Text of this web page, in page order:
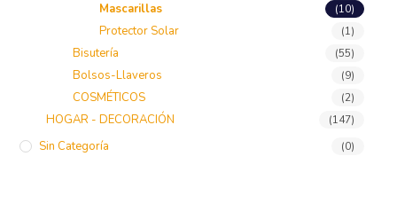
Mascarillas (10)
Protector Solar (1)
Bisutería (55)
Bolsos-Llaveros (9)
COSMÉTICOS (2)
HOGAR - DECORACIÓN (147)
Sin Categoría (0)